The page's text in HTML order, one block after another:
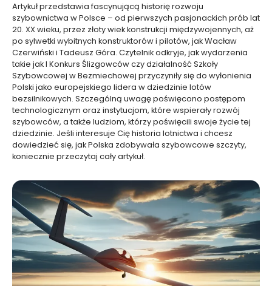
Artykuł przedstawia fascynującą historię rozwoju
szybownictwa w Polsce – od pierwszych pasjonackich prób lat
20. XX wieku, przez złoty wiek konstrukcji międzywojennych, aż
po sylwetki wybitnych konstruktorów i pilotów, jak Wacław
Czerwiński i Tadeusz Góra. Czytelnik odkryje, jak wydarzenia
takie jak I Konkurs Ślizgowców czy działalność Szkoły
Szybowcowej w Bezmiechowej przyczyniły się do wyłonienia
Polski jako europejskiego lidera w dziedzinie lotów
bezsilnikowych. Szczególną uwagę poświęcono postępom
technologicznym oraz instytucjom, które wspierały rozwój
szybowców, a także ludziom, którzy poświęcili swoje życie tej
dziedzinie. Jeśli interesuje Cię historia lotnictwa i chcesz
dowiedzieć się, jak Polska zdobywała szybowcowe szczyty,
koniecznie przeczytaj cały artykuł.